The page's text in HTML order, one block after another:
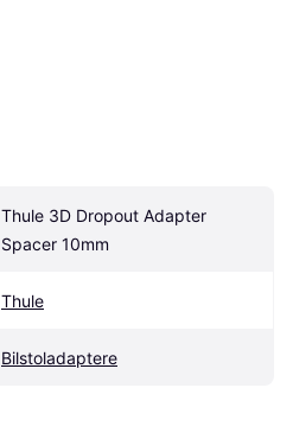
Thule 3D Dropout Adapter
Spacer 10mm
Thule
Bilstoladaptere